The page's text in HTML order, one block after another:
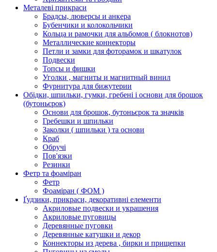
Металеві прикраси
Брадсы, люверсы и анкера
Бубенчики и колокольчики
Кольца и рамочки для альбомов ( блокнотов)
Металлические коннекторы
Петли и замки для фоторамок и шкатулок
Подвески
Топсы и фишки
Уголки , магниты и магнитный винил
Фурнитура для бижутерии
Обідки, шпильки, гумки, гребені і основи для брошок
(бутоньєрок)
Основи для брошок, бутоньєрок та значків
Гребешки и шпильки
Заколки ( шпильки ) та основи
Краб
Обручі
Пов'язки
Резинки
Фетр та фоаміран
Фетр
Фоаміран ( ФОМ )
Ґудзики, прикраси, декоративні елементи
Акриловые подвески и украшения
Акриловые пуговицы
Деревянные пуговки
Деревянные катушки и декор
Коннекторы из дерева , бирки и прищепки